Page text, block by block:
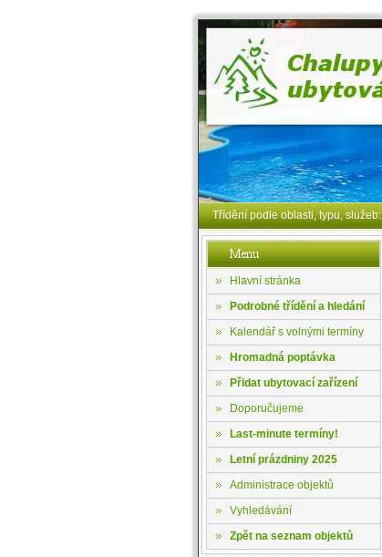
Třídění podle oblasti, typu, služeb:
Hlavní stránka
Podrobné třídění a hledání
Kalendář s volnými termíny
Hromadná poptávka
Přidat ubytovací zařízení
Doporučujeme
Last-minute termíny!
Letní prázdniny 2025
Administrace objektů
Vyhledávání
Zpět na seznam objektů